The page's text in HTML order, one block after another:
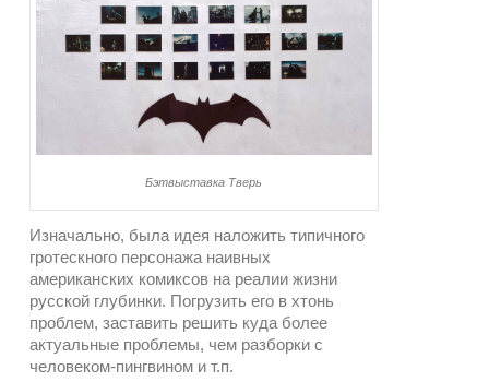
Бэтвыставка Тверь
Изначально, была идея наложить типичного
гротескного персонажа наивных
американских комиксов на реалии жизни
русской глубинки. Погрузить его в хтонь
проблем, заставить решить куда более
актуальные проблемы, чем разборки с
человеком-пингвином и т.п.